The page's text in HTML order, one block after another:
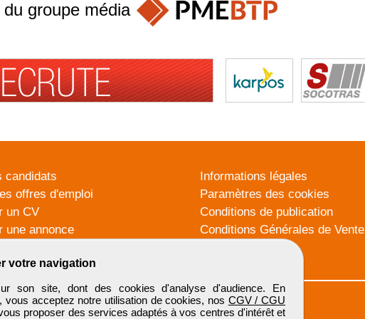
votre navigation
son site, dont des cookies d'analyse d'audience. En
acceptez notre utilisation de cookies, nos CGV / CGU
proposer des services adaptés à vos centres d'intérêt et
groupe média
candidats
offres d'emploi
un CV
une annonce
Informations légales
Paramètres des cookies
Conditions de publication
Conditions Générales de Vente